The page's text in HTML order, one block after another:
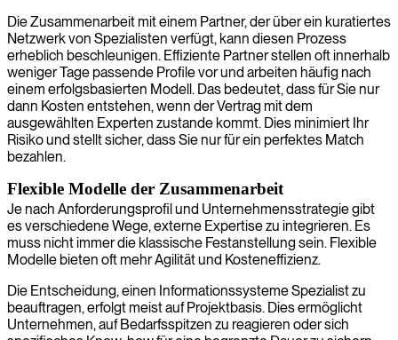
Die Zusammenarbeit mit einem Partner, der über ein kuratiertes
Netzwerk von Spezialisten verfügt, kann diesen Prozess
erheblich beschleunigen. Effiziente Partner stellen oft innerhalb
weniger Tage passende Profile vor und arbeiten häufig nach
einem erfolgsbasierten Modell. Das bedeutet, dass für Sie nur
dann Kosten entstehen, wenn der Vertrag mit dem
ausgewählten Experten zustande kommt. Dies minimiert Ihr
Risiko und stellt sicher, dass Sie nur für ein perfektes Match
bezahlen.
Flexible Modelle der Zusammenarbeit
Je nach Anforderungsprofil und Unternehmensstrategie gibt
es verschiedene Wege, externe Expertise zu integrieren. Es
muss nicht immer die klassische Festanstellung sein. Flexible
Modelle bieten oft mehr Agilität und Kosteneffizienz.
Die Entscheidung, einen Informationssysteme Spezialist zu
beauftragen, erfolgt meist auf Projektbasis. Dies ermöglicht
Unternehmen, auf Bedarfsspitzen zu reagieren oder sich